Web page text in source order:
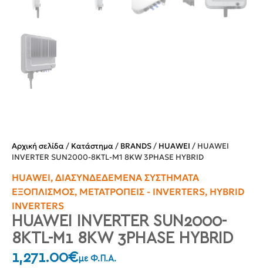
Αρχική σελίδα/ Κατάστημα/ BRANDS/ HUAWEI / HUAWEI
INVERTER SUN2000-8KTL-M1 8KW 3PHASE HYBRID
HUAWEI, ΔΙΑΣΥΝΔΕΔΕΜΈΝΑ ΣΥΣΤΉΜΑΤΑ
ΕΞΟΠΛΙΣΜΌΣ, ΜΕΤΑΤΡΟΠΕΊΣ - INVERTERS, HYBRID
INVERTERS
HUAWEI INVERTER SUN2000-
8KTL-M1 8KW 3PHASE HYBRID
1,271.00€με Φ.Π.Α.